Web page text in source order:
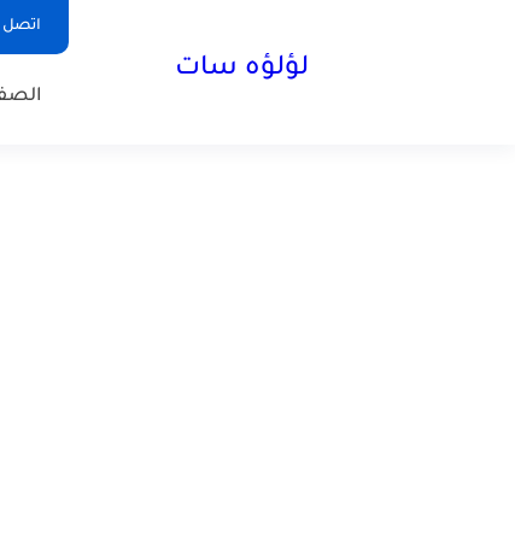
اتصل
لؤلؤه سات